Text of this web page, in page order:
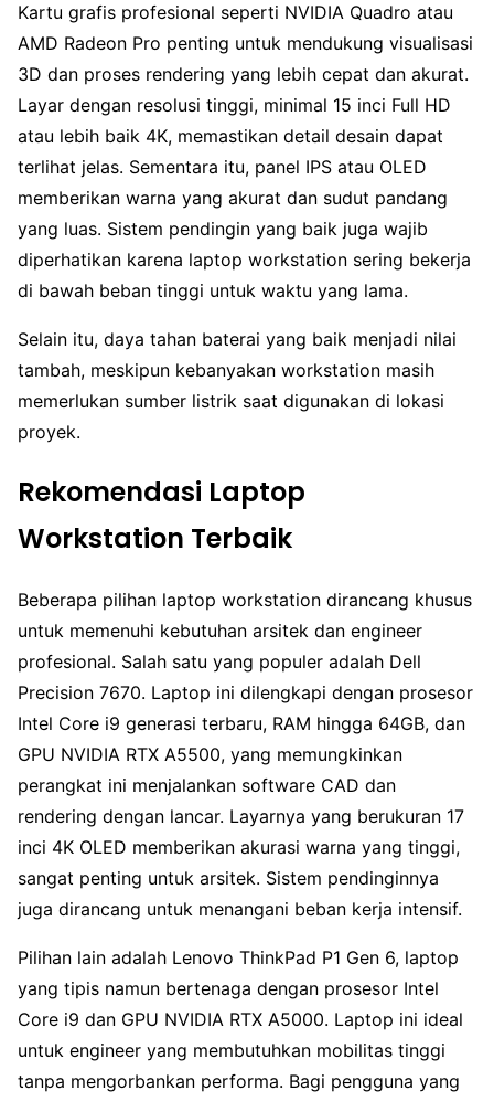
Kartu grafis profesional seperti NVIDIA Quadro atau
AMD Radeon Pro penting untuk mendukung visualisasi
3D dan proses rendering yang lebih cepat dan akurat.
Layar dengan resolusi tinggi, minimal 15 inci Full HD
atau lebih baik 4K, memastikan detail desain dapat
terlihat jelas. Sementara itu, panel IPS atau OLED
memberikan warna yang akurat dan sudut pandang
yang luas. Sistem pendingin yang baik juga wajib
diperhatikan karena laptop workstation sering bekerja
di bawah beban tinggi untuk waktu yang lama.
Selain itu, daya tahan baterai yang baik menjadi nilai
tambah, meskipun kebanyakan workstation masih
memerlukan sumber listrik saat digunakan di lokasi
proyek.
Rekomendasi Laptop
Workstation Terbaik
Beberapa pilihan laptop workstation dirancang khusus
untuk memenuhi kebutuhan arsitek dan engineer
profesional. Salah satu yang populer adalah Dell
Precision 7670. Laptop ini dilengkapi dengan prosesor
Intel Core i9 generasi terbaru, RAM hingga 64GB, dan
GPU NVIDIA RTX A5500, yang memungkinkan
perangkat ini menjalankan software CAD dan
rendering dengan lancar. Layarnya yang berukuran 17
inci 4K OLED memberikan akurasi warna yang tinggi,
sangat penting untuk arsitek. Sistem pendinginnya
juga dirancang untuk menangani beban kerja intensif.
Pilihan lain adalah Lenovo ThinkPad P1 Gen 6, laptop
yang tipis namun bertenaga dengan prosesor Intel
Core i9 dan GPU NVIDIA RTX A5000. Laptop ini ideal
untuk engineer yang membutuhkan mobilitas tinggi
tanpa mengorbankan performa. Bagi pengguna yang